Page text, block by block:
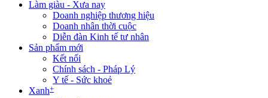
Làm giàu - Xưa nay
Doanh nghiệp thương hiệu
Doanh nhân thời cuộc
Diễn đàn Kinh tế tư nhân
Sản phẩm mới
Kết nối
Chính sách - Pháp Lý
Y tế - Sức khoẻ
Xanh+